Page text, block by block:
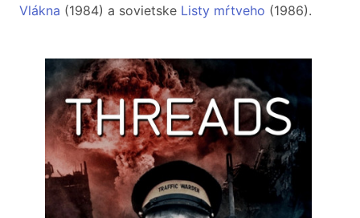
Vlákna (1984) a sovietske Listy mŕtveho (1986).